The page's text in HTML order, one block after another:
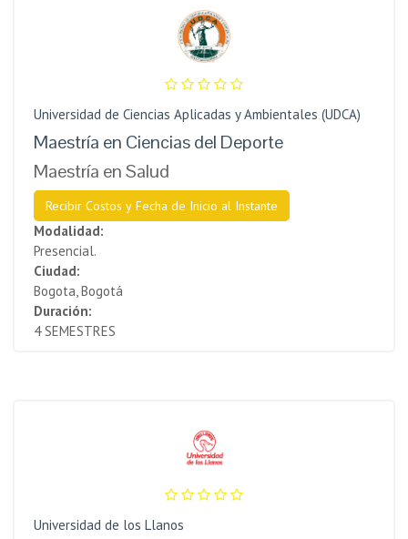
Universidad de Ciencias Aplicadas y Ambientales (UDCA)
Maestría en Ciencias del Deporte
Maestría en Salud
Recibir Costos y Fecha de Inicio al Instante
Modalidad:
Presencial.
Ciudad:
Bogota, Bogotá
Duración:
4 SEMESTRES
Universidad de los Llanos